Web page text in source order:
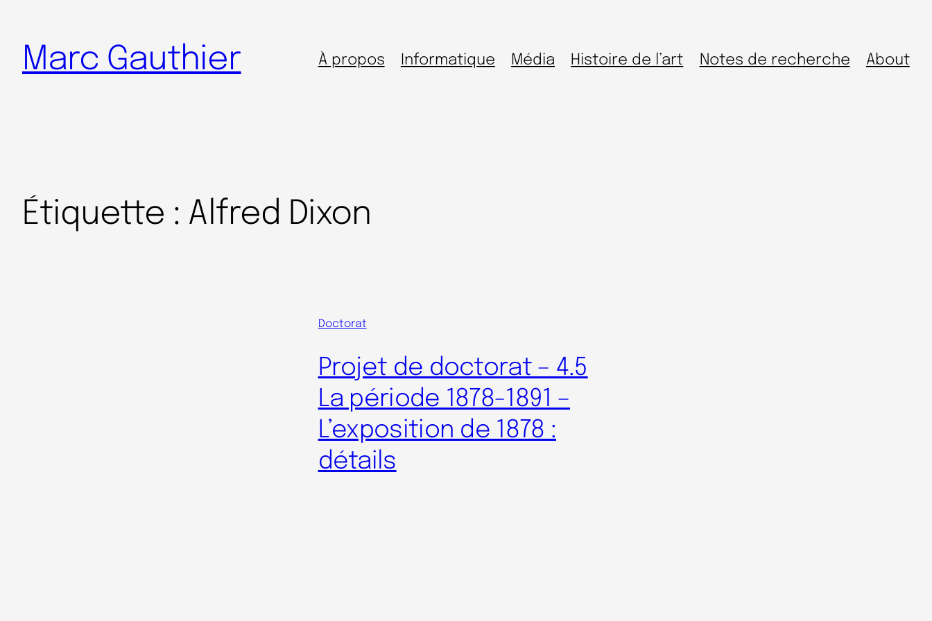
Marc Gauthier À propos Informatique Média Histoire de l’art Notes de recherche About
Étiquette : Alfred Dixon
Doctorat
Projet de doctorat – 4.5
La période 1878-1891 –
L’exposition de 1878 :
détails